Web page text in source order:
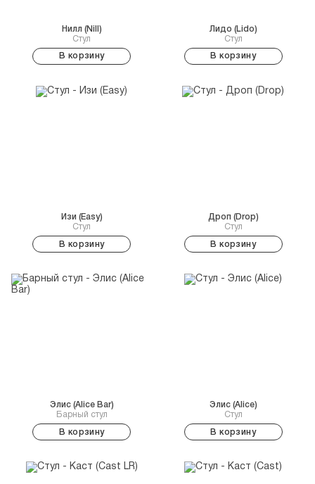
Стул
Нилл (Nill)
В корзину
Стул
Лидо (Lido)
В корзину
Стул
Изи (Easy)
В корзину
Стул
Дроп (Drop)
В корзину
Барный стул
Элис (Alice Bar)
В корзину
Стул
Элис (Alice)
В корзину